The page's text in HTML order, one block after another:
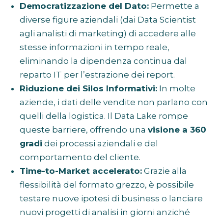
Democratizzazione del Dato: Permette a
diverse figure aziendali (dai Data Scientist
agli analisti di marketing) di accedere alle
stesse informazioni in tempo reale,
eliminando la dipendenza continua dal
reparto IT per l’estrazione dei report.
Riduzione dei Silos Informativi: In molte
aziende, i dati delle vendite non parlano con
quelli della logistica. Il Data Lake rompe
queste barriere, offrendo una visione a 360
gradi dei processi aziendali e del
comportamento del cliente.
Time-to-Market accelerato: Grazie alla
flessibilità del formato grezzo, è possibile
testare nuove ipotesi di business o lanciare
nuovi progetti di analisi in giorni anziché